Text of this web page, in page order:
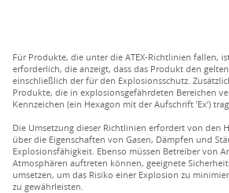
Für Produkte, die unter die ATEX-Richtlinien fallen,
erforderlich, die anzeigt, dass das Produkt den
einschließlich der für den Explosionsschutz.
Produkte, die in explosionsgefährdeten Bereichen
Kennzeichen (ein Hexagon mit der Aufschrift ’Ex’)
Die Umsetzung dieser Richtlinien erfordert von den
über die Eigenschaften von Gasen, Dämpfen und
Explosionsfähigkeit. Ebenso müssen Betreiber von
Atmosphären auftreten können, geeignete
umsetzen, um das Risiko einer Explosion zu
zu gewährleisten.